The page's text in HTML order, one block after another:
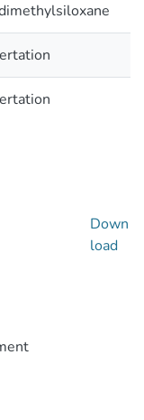
Down
load